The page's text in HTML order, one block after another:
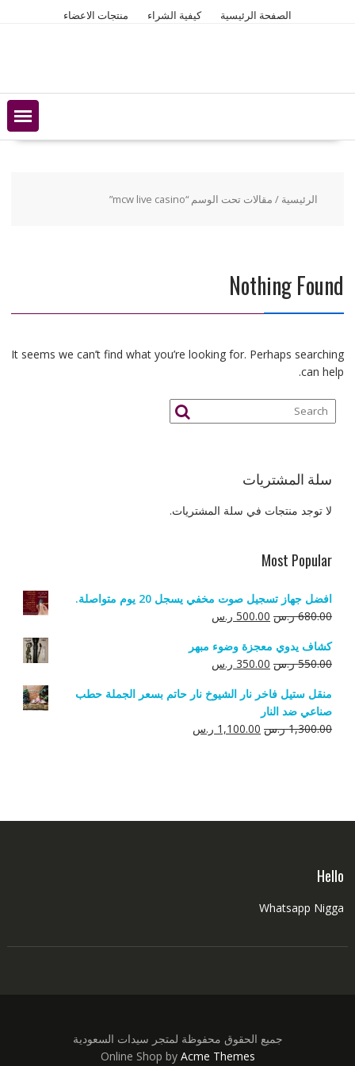
الصفحة الرئيسية كيفية الشراء منتجات الاعضاء
الرئيسية / مقالات تحت الوسم “mcw live casino”
Nothing Found
It seems we can’t find what you’re looking for. Perhaps searching
can help.
سلة المشتريات
لا توجد منتجات في سلة المشتريات.
Most Popular
افضل جهاز تسجيل صوت مخفي يسجل 20 يوم متواصلة.
680.00 ر.س السعر
هو:
680.00 ر.س.
500.00 ر.سالسعر
هو:
500.00 ر.س.
كشاف يدوي معجزة وضوء مبهر
550.00 ر.س السعر
هو:
550.00 ر.س.
350.00 ر.سالسعر
هو:
منقل ستيل فاخر نار الشيوخ نار حاتم بسعر الجملة حطب
صناعي ضد النار
1,300.00 ر.س السعر
1,100.00 ر.سالسعر
Hello
Whatsapp Nigga
جميع الحقوق محفوظة لمتجر سيدات السعودية
Online Shop by Acme Themes